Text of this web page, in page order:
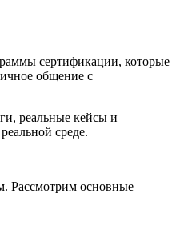
сертификации, которые
общение с
реальные кейсы и
среде.
Рассмотрим основные